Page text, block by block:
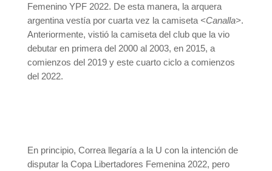
Femenino YPF 2022. De esta manera, la arquera
argentina vestía por cuarta vez la camiseta <Canalla>.
Anteriormente, vistió la camiseta del club que la vio
debutar en primera del 2000 al 2003, en 2015, a
comienzos del 2019 y este cuarto ciclo a comienzos
del 2022.
En principio, Correa llegaría a la U con la intención de
disputar la Copa Libertadores Femenina 2022, pero